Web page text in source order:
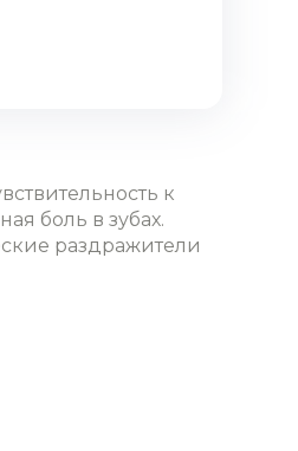
к
боль в зубах.
раздражители